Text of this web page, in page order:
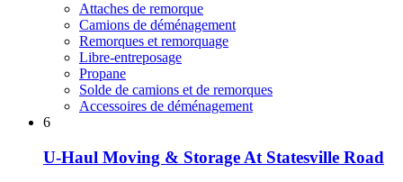
Attaches de remorque
Camions de déménagement
Remorques et remorquage
Libre-entreposage
Propane
Solde de camions et de remorques
Accessoires de déménagement
6
U-Haul Moving & Storage At Statesville Road